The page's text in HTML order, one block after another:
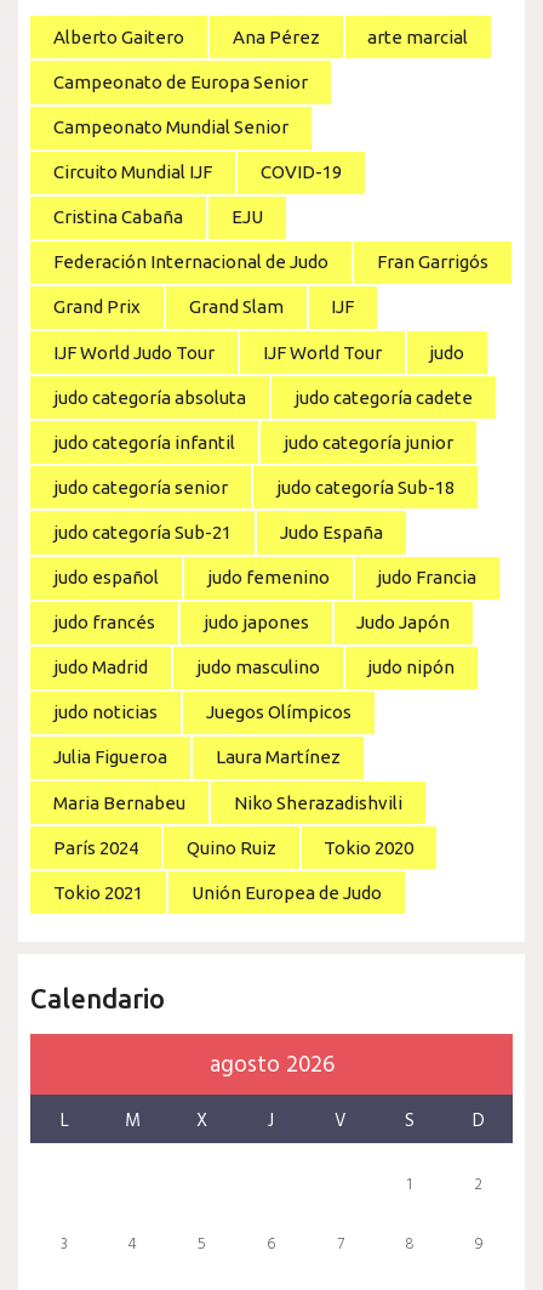
Alberto Gaitero Ana Pérez arte marcial
Campeonato de Europa Senior
Campeonato Mundial Senior
Circuito Mundial IJF COVID-19
Cristina Cabaña EJU
Federación Internacional de Judo Fran Garrigós
Grand Prix Grand Slam IJF
IJF World Judo Tour IJF World Tour judo
judo categoría absoluta judo categoría cadete
judo categoría infantil judo categoría junior
judo categoría senior judo categoría Sub-18
judo categoría Sub-21 Judo España
judo español judo femenino judo Francia
judo francés judo japones Judo Japón
judo Madrid judo masculino judo nipón
judo noticias Juegos Olímpicos
Julia Figueroa Laura Martínez
Maria Bernabeu Niko Sherazadishvili
París 2024 Quino Ruiz Tokio 2020
Tokio 2021 Unión Europea de Judo
Calendario
agosto 2026
L M X J V S D
1 2
3 4 5 6 7 8 9